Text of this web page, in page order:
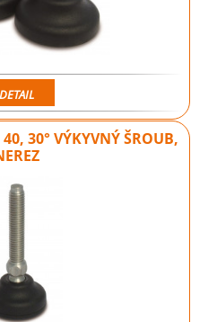
DETAIL
30° VÝKYVNÝ ŠROUB,